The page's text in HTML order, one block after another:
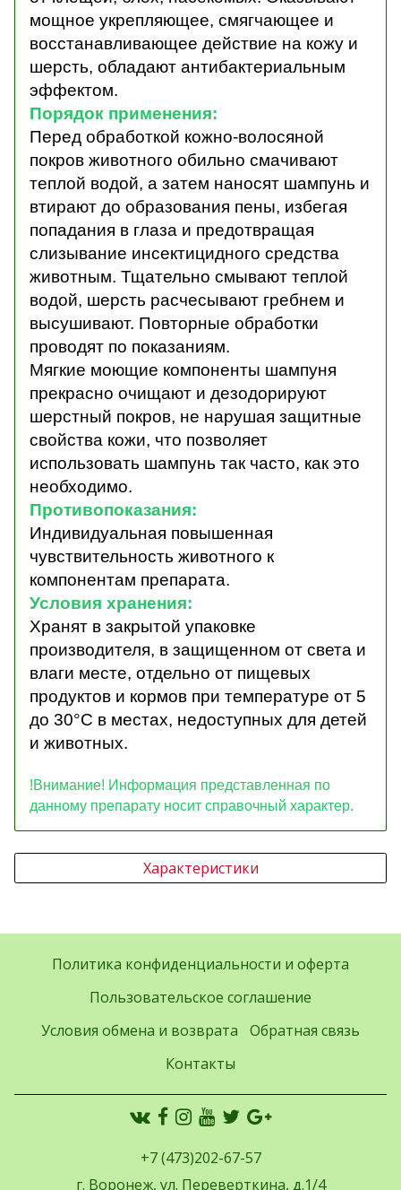
мощное укрепляющее, смягчающее и
восстанавливающее действие на кожу и
шерсть, обладают антибактериальным
эффектом.
Порядок применения:
Перед обработкой кожно-волосяной
покров животного обильно смачивают
теплой водой, а затем наносят шампунь и
втирают до образования пены, избегая
попадания в глаза и предотвращая
слизывание инсектицидного средства
животным. Тщательно смывают теплой
водой, шерсть расчесывают гребнем и
высушивают. Повторные обработки
проводят по показаниям.
Мягкие моющие компоненты шампуня
прекрасно очищают и дезодорируют
шерстный покров, не нарушая защитные
свойства кожи, что позволяет
использовать шампунь так часто, как это
необходимо.
Противопоказания:
Индивидуальная повышенная
чувствительность животного к
компонентам препарата.
Условия хранения:
Хранят в закрытой упаковке
производителя, в защищенном от света и
влаги месте, отдельно от пищевых
продуктов и кормов при температуре от 5
до 30°С в местах, недоступных для детей
и животных.
!Внимание! Информация представленная по
данному препарату носит справочный характер.
Характеристики
Политика конфиденциальности и оферта
Пользовательское соглашение
Условия обмена и возврата
Обратная связь
Контакты
+7 (473)202-67-57
г. Воронеж, ул. Переверткина, д.1/4